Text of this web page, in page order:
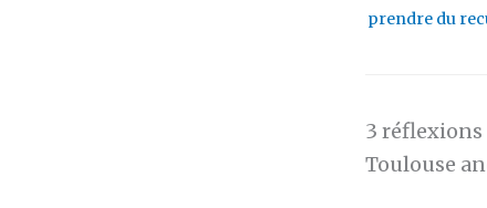
prendre du
3 réflexions
Toulouse